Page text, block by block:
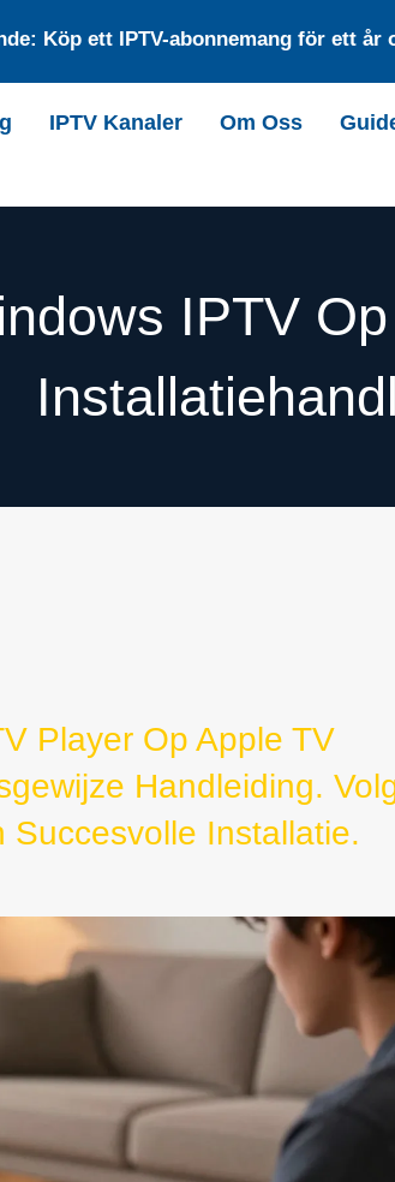
Köp ett IPTV-abonnemang för ett år
IPTV Kanaler Om Oss
IPTV
Player Op Apple TV
Handleiding.
Succesvolle Installatie.